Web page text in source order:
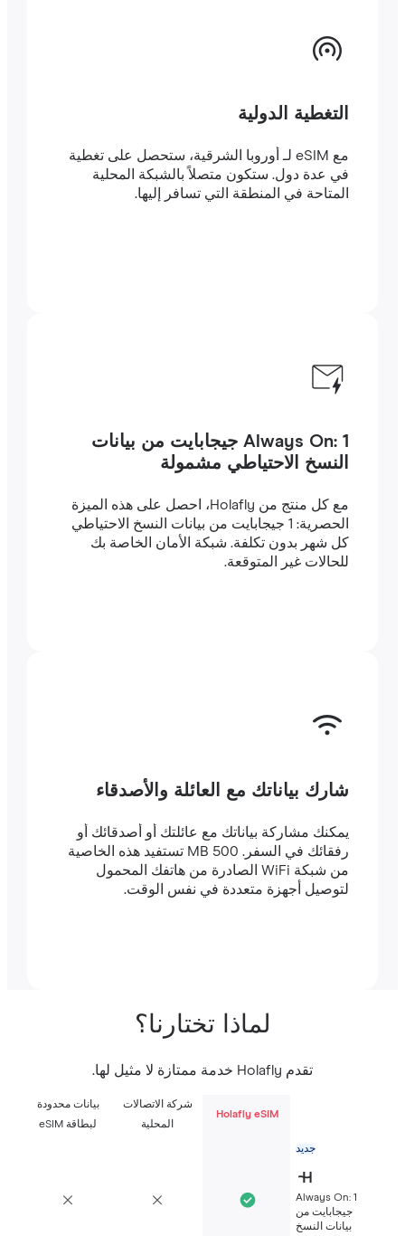
التغطية الدولية
مع eSIM لـ أوروبا الشرقية، ستحصل على تغطية
في عدة دول. ستكون متصلاً بالشبكة المحلية
المتاحة في المنطقة التي تسافر إليها.
Always On: 1 جيجابايت من بيانات
النسخ الاحتياطي مشمولة
مع كل منتج من Holafly، احصل على هذه الميزة
الحصرية: 1 جيجابايت من بيانات النسخ الاحتياطي
كل شهر بدون تكلفة. شبكة الأمان الخاصة بك
للحالات غير المتوقعة.
شارك بياناتك مع العائلة والأصدقاء
يمكنك مشاركة بياناتك مع عائلتك أو أصدقائك أو
رفقائك في السفر. 500 MB تستفيد هذه الخاصية
من شبكة WiFi الصادرة من هاتفك المحمول
لتوصيل أجهزة متعددة في نفس الوقت.
لماذا تختارنا؟
Holafly eSIM
شركة الاتصالات
بيانات محدودة
Always On: 1
جيجابايت من
بيانات النسخ